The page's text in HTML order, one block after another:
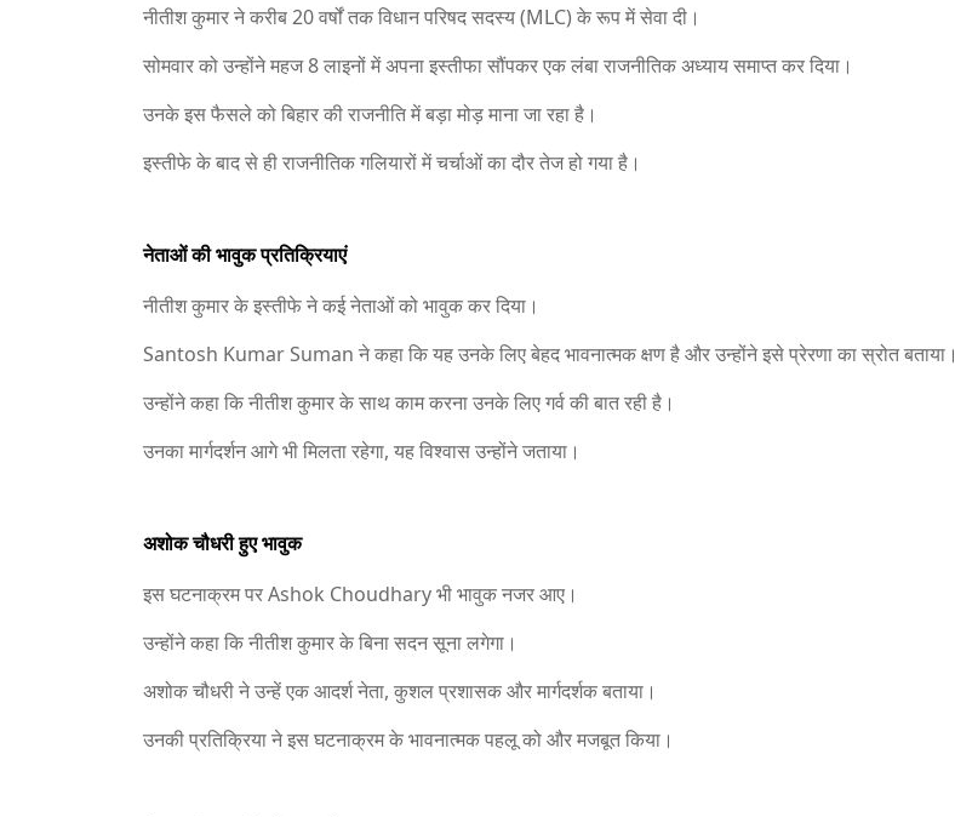
नीतीश कुमार ने करीब 20 वर्षों तक विधान परिषद सदस्य (MLC) के रूप में सेवा दी।
सोमवार को उन्होंने महज 8 लाइनों में अपना इस्तीफा सौंपकर एक लंबा राजनीतिक अध्याय समाप्त कर दिया।
उनके इस फैसले को बिहार की राजनीति में बड़ा मोड़ माना जा रहा है।
इस्तीफे के बाद से ही राजनीतिक गलियारों में चर्चाओं का दौर तेज हो गया है।
नेताओं की भावुक प्रतिक्रियाएं
नीतीश कुमार के इस्तीफे ने कई नेताओं को भावुक कर दिया।
Santosh Kumar Suman ने कहा कि यह उनके लिए बेहद भावनात्मक क्षण है और उन्होंने इसे प्रेरणा का स्रोत बताया।
उन्होंने कहा कि नीतीश कुमार के साथ काम करना उनके लिए गर्व की बात रही है।
उनका मार्गदर्शन आगे भी मिलता रहेगा, यह विश्वास उन्होंने जताया।
अशोक चौधरी हुए भावुक
इस घटनाक्रम परAshok Choudharyभी भावुक नजर आए।
उन्होंने कहा कि नीतीश कुमार के बिना सदन सूना लगेगा।
अशोक चौधरी ने उन्हें एक आदर्श नेता, कुशल प्रशासक और मार्गदर्शक बताया।
उनकी प्रतिक्रिया ने इस घटनाक्रम के भावनात्मक पहलू को और मजबूत किया।